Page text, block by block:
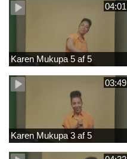
04:01
Karen Mukupa 5 af 5
03:49
Karen Mukupa 3 af 5